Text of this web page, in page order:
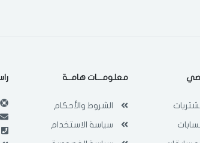
معلومـــات هامــة
الشروط والأحكام
سياسة الاستخدام